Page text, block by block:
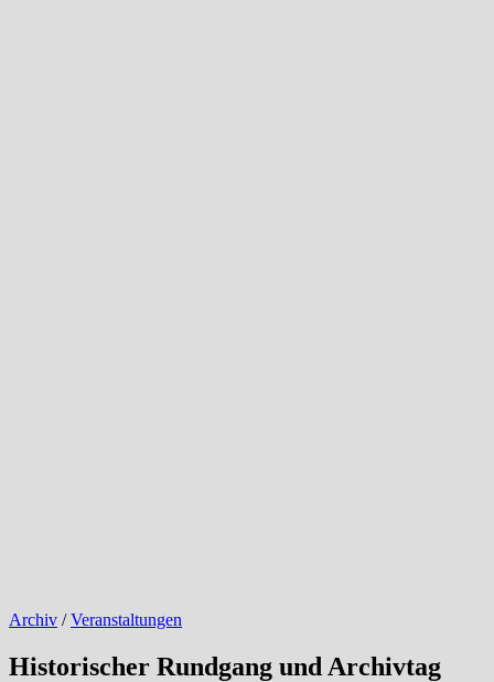
Archiv /Veranstaltungen
Historischer Rundgang und Archivtag